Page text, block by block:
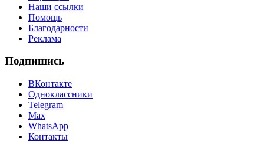
Наши ссылки
Помощь
Благодарности
Реклама
Подпишись
ВКонтакте
Одноклассники
Telegram
Max
WhatsApp
Контакты